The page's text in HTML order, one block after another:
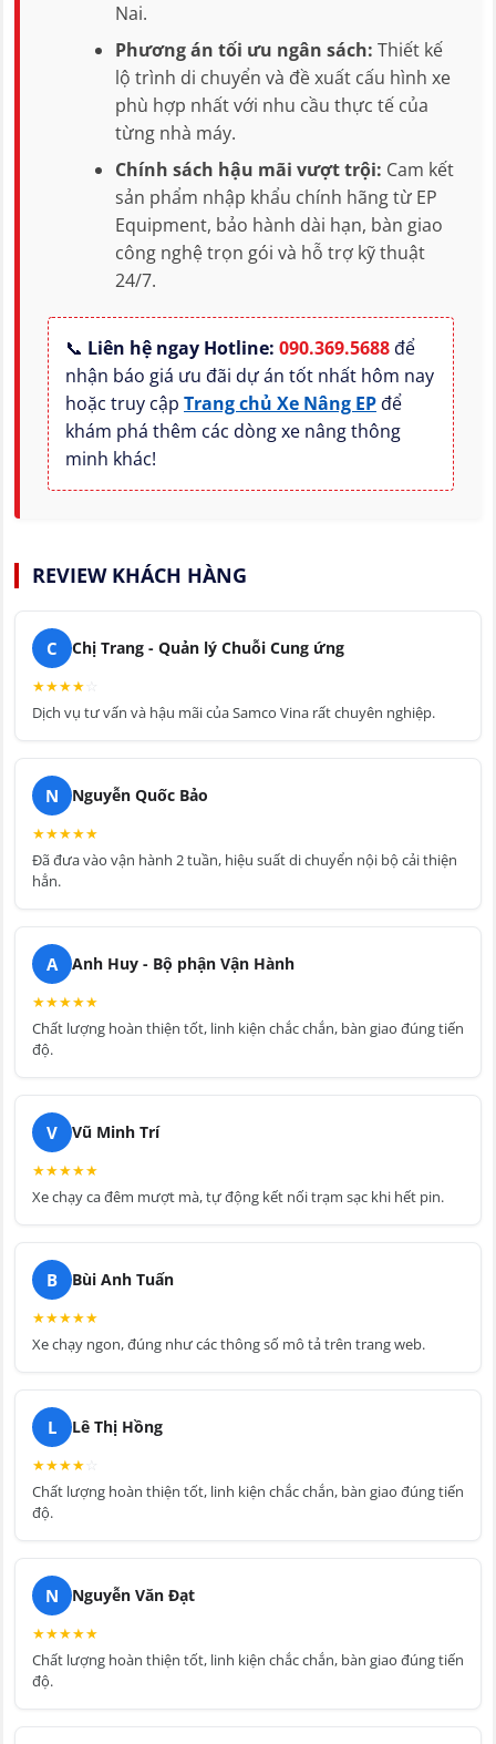
Nai.
Phương án tối ưu ngân sách: Thiết kế
lộ trình di chuyển và đề xuất cấu hình xe
phù hợp nhất với nhu cầu thực tế của
từng nhà máy.
Chính sách hậu mãi vượt trội: Cam kết
sản phẩm nhập khẩu chính hãng từ EP
Equipment, bảo hành dài hạn, bàn giao
công nghệ trọn gói và hỗ trợ kỹ thuật
24/7.
📞 Liên hệ ngay Hotline: 090.369.5688để
nhận báo giá ưu đãi dự án tốt nhất hôm nay
hoặc truy cập Trang chủ Xe Nâng EPđể
khám phá thêm các dòng xe nâng thông
minh khác!
REVIEW KHÁCH HÀNG
C
Chị Trang - Quản lý Chuỗi Cung ứng
★★★★
Dịch vụ tư vấn và hậu mãi của Samco Vina rất chuyên nghiệp.
N
Nguyễn Quốc Bảo
★★★★★
Đã đưa vào vận hành 2 tuần, hiệu suất di chuyển nội bộ cải thiện
hẳn.
A
Anh Huy - Bộ phận Vận Hành
★★★★★
Chất lượng hoàn thiện tốt, linh kiện chắc chắn, bàn giao đúng tiến
độ.
V
Vũ Minh Trí
★★★★★
Xe chạy ca đêm mượt mà, tự động kết nối trạm sạc khi hết pin.
B
Bùi Anh Tuấn
★★★★★
Xe chạy ngon, đúng như các thông số mô tả trên trang web.
L
Lê Thị Hồng
★★★★
Chất lượng hoàn thiện tốt, linh kiện chắc chắn, bàn giao đúng tiến
độ.
N
Nguyễn Văn Đạt
★★★★★
Chất lượng hoàn thiện tốt, linh kiện chắc chắn, bàn giao đúng tiến
độ.